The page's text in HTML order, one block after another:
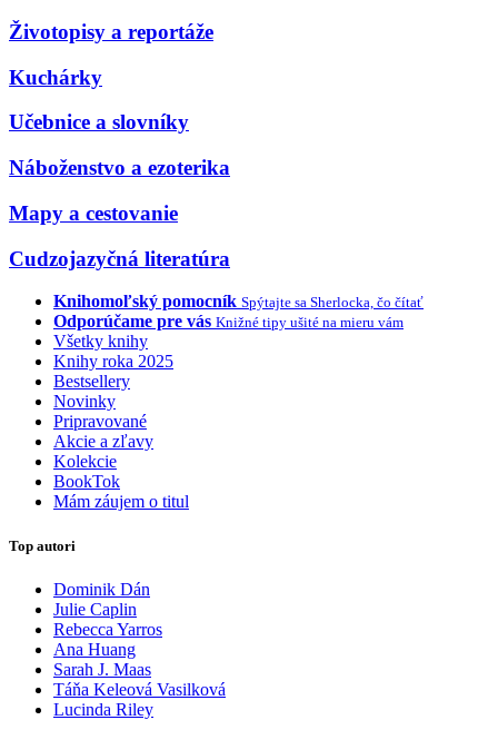
Životopisy a reportáže
Kuchárky
Učebnice a slovníky
Náboženstvo a ezoterika
Mapy a cestovanie
Cudzojazyčná literatúra
Knihomoľský pomocník Spýtajte sa Sherlocka, čo čítať
Odporúčame pre vás Knižné tipy ušité na mieru vám
Všetky knihy
Knihy roka 2025
Bestsellery
Novinky
Pripravované
Akcie a zľavy
Kolekcie
BookTok
Mám záujem o titul
Top autori
Dominik Dán
Julie Caplin
Rebecca Yarros
Ana Huang
Sarah J. Maas
Táňa Keleová Vasilková
Lucinda Riley